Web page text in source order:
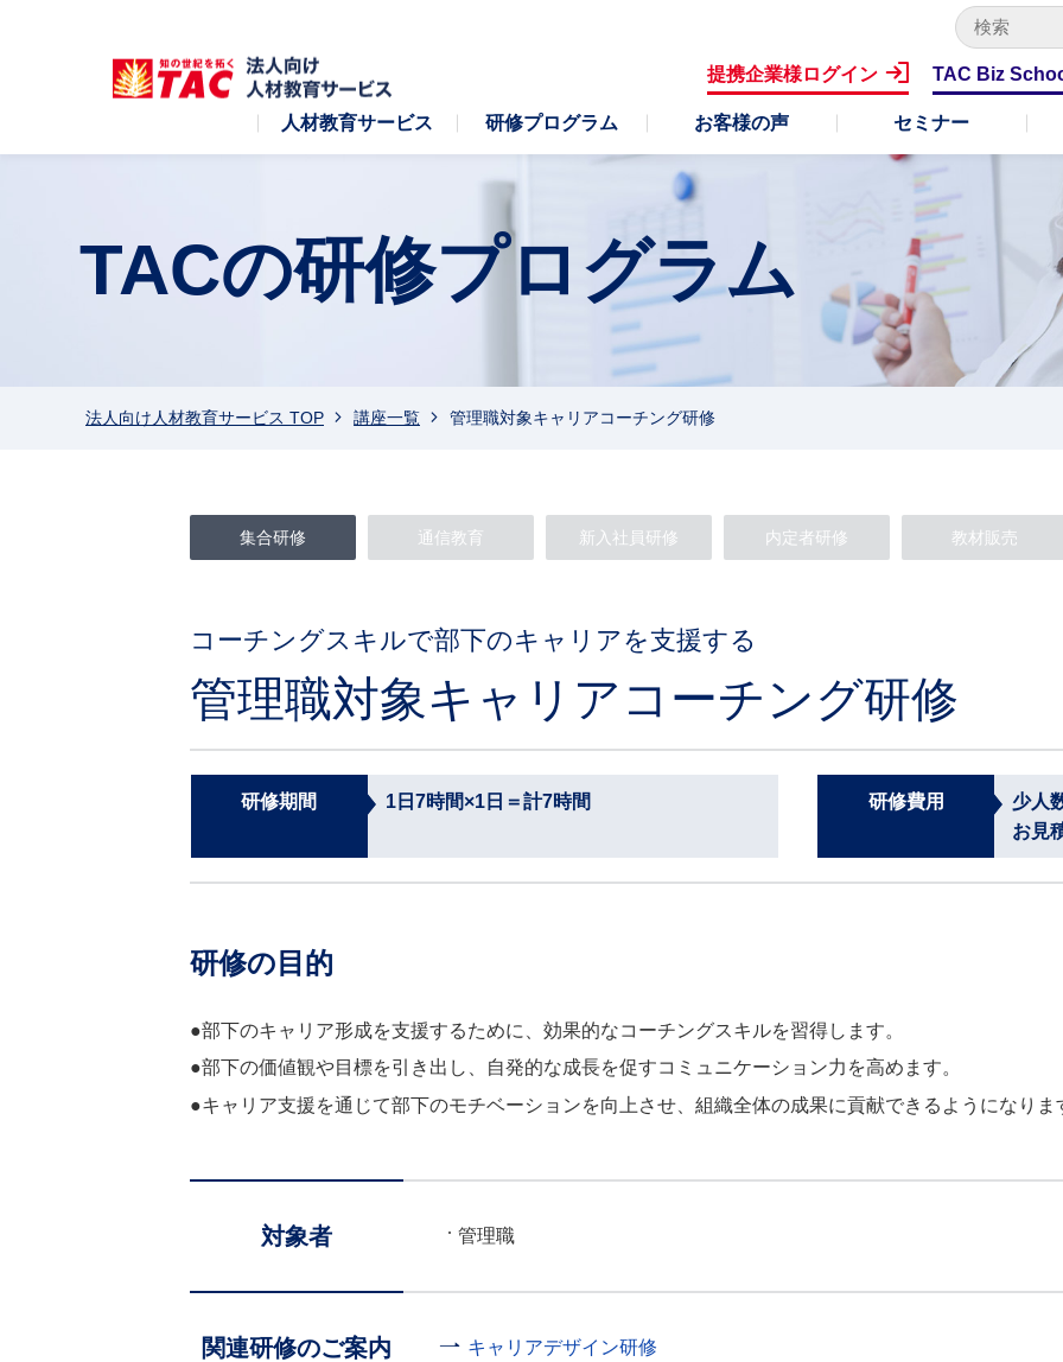
キ
ー
ワ
人材教育サービス 研修プログラム お客様の声 セミナー
提携企業様ログイン TAC Biz
TACの研修プログラム
法人向け人材教育サービス TOP 講座一覧 管理職対象キャリアコーチング研修
集合研修 通信教育 新入社員研修 内定者研修 教材販売
コーチングスキルで部下のキャリアを支援する
管理職対象キャリアコーチング研修
研修期間 1⽇7時間×1⽇＝計7時間 研修費用
少人
お見
研修の目的
●部下のキャリア形成を支援するために、効果的なコーチングスキルを習得します。
●部下の価値観や目標を引き出し、自発的な成長を促すコミュニケーション力を高めます。
●キャリア支援を通じて部下のモチベーションを向上させ、組織全体の成果に貢献できるようになりま
対象者 管理職
関連研修のご案内 キャリアデザイン研修